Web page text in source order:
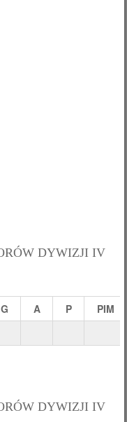
DYWIZJI IV
G A P
PIM
DYWIZJI IV